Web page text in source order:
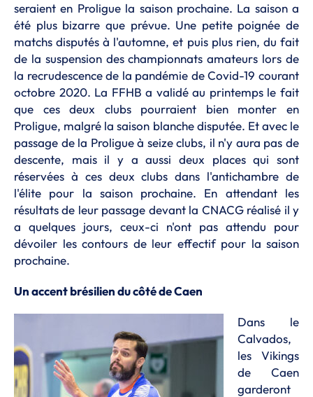
seraient en Proligue la saison prochaine. La saison a
été plus bizarre que prévue. Une petite poignée de
matchs disputés à l'automne, et puis plus rien, du fait
de la suspension des championnats amateurs lors de
la recrudescence de la pandémie de Covid-19 courant
octobre 2020. La FFHB a validé au printemps le fait
que ces deux clubs pourraient bien monter en
Proligue, malgré la saison blanche disputée. Et avec le
passage de la Proligue à seize clubs, il n'y aura pas de
descente, mais il y a aussi deux places qui sont
réservées à ces deux clubs dans l'antichambre de
l'élite pour la saison prochaine. En attendant les
résultats de leur passage devant la CNACG réalisé il y
a quelques jours, ceux-ci n'ont pas attendu pour
dévoiler les contours de leur effectif pour la saison
prochaine.
Un accent brésilien du côté de Caen
Dans le
Calvados,
les Vikings
de Caen
garderont